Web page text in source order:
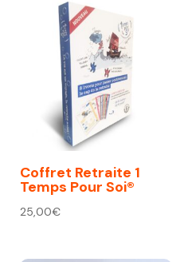
Coffret Retraite 1
Temps Pour Soi®
25,00€